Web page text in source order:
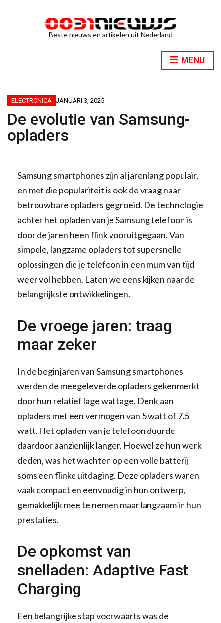
Beste nieuws en artikelen uit Nederland
MENU
ELECTRONICA JANUARI 3, 2025
De evolutie van Samsung-
opladers
Samsung smartphones zijn al jarenlang populair,
en met die populariteit is ook de vraag naar
betrouwbare opladers gegroeid. De technologie
achter het opladen van je Samsung telefoon is
door de jaren heen flink vooruitgegaan. Van
simpele, langzame opladers tot supersnelle
oplossingen die je telefoon in een mum van tijd
weer vol hebben. Laten we eens kijken naar de
belangrijkste ontwikkelingen.
De vroege jaren: traag
maar zeker
In de beginjaren van Samsung smartphones
werden de meegeleverde opladers gekenmerkt
door hun relatief lage wattage. Denk aan
opladers met een vermogen van 5 watt of 7.5
watt. Het opladen van je telefoon duurde
daardoor aanzienlijk langer. Hoewel ze hun werk
deden, was het wachten op een volle batterij
soms een flinke uitdaging. Deze opladers waren
vaak compact en eenvoudig in hun ontwerp,
gemakkelijk mee te nemen maar langzaam in hun
prestaties.
De opkomst van
snelladen: Adaptive Fast
Charging
Een belangrijke stap voorwaarts was de